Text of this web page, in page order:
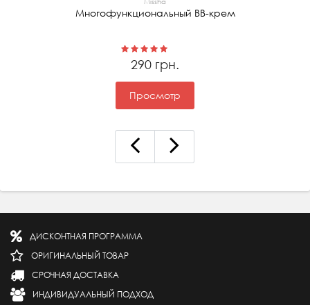
Многофункциональный ВВ-крем
290 грн.
Просмотр
ДИСКОНТНАЯ ПРОГРАММА
ОРИГИНАЛЬНЫЙ ТОВАР
СРОЧНАЯ ДОСТАВКА
ИНДИВИДУАЛЬНЫЙ ПОДХОД